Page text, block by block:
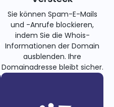
Sie können Spam-E-Mails
und -Anrufe blockieren,
indem Sie die Whois-
Informationen der Domain
ausblenden. Ihre
Domainadresse bleibt sicher.